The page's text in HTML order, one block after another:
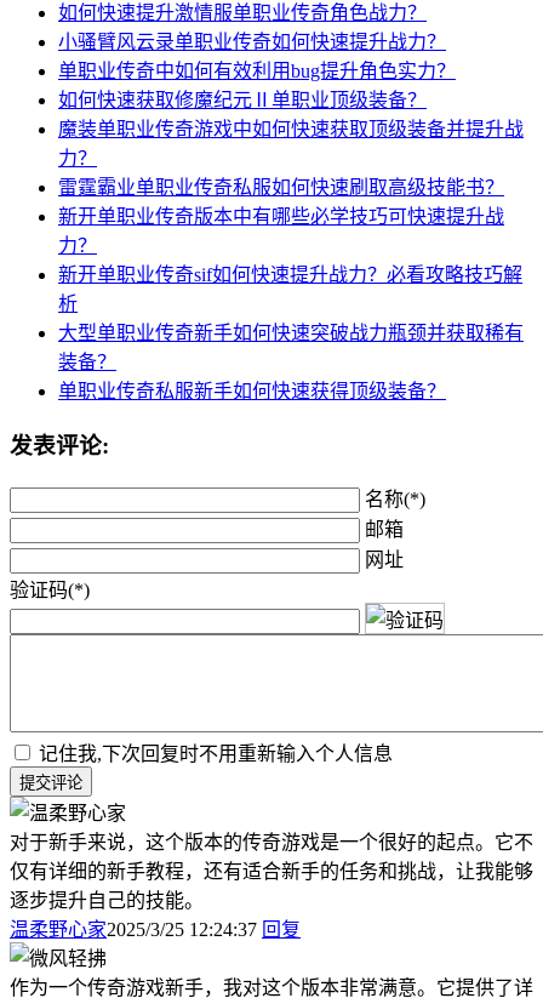
如何快速提升激情服单职业传奇角色战力？
小骚臂风云录单职业传奇如何快速提升战力？
单职业传奇中如何有效利用bug提升角色实力？
如何快速获取修魔纪元Ⅱ单职业顶级装备？
魔装单职业传奇游戏中如何快速获取顶级装备并提升战
力？
雷霆霸业单职业传奇私服如何快速刷取高级技能书？
新开单职业传奇版本中有哪些必学技巧可快速提升战
力？
新开单职业传奇sif如何快速提升战力？必看攻略技巧解
析
大型单职业传奇新手如何快速突破战力瓶颈并获取稀有
装备？
单职业传奇私服新手如何快速获得顶级装备？
发表评论:
名称(*)
邮箱
网址
验证码(*)
记住我,下次回复时不用重新输入个人信息
提交评论
对于新手来说，这个版本的传奇游戏是一个很好的起点。它不
仅有详细的新手教程，还有适合新手的任务和挑战，让我能够
逐步提升自己的技能。
温柔野心家2025/3/25 12:24:37 回复
作为一个传奇游戏新手，我对这个版本非常满意。它提供了详